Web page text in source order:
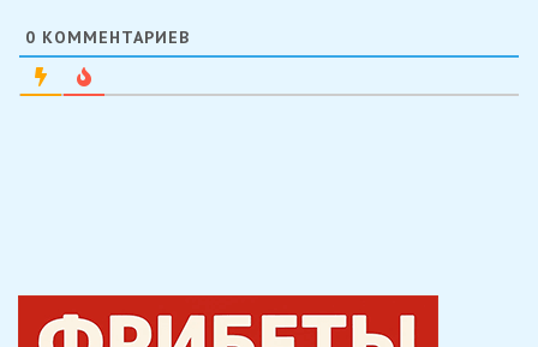
0 КОММЕНТАРИЕВ